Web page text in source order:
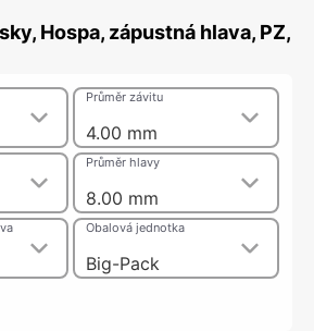
Hospa, zápustná hlava, PZ,
4.00 mm
Průměr závitu
8.00 mm
Průměr hlavy
Big-Pack
Obalová jednotka